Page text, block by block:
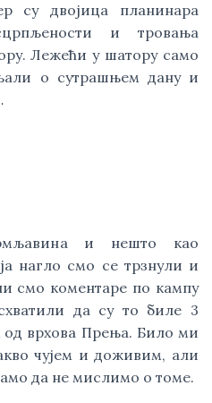
су двојица планинара
и тровања
Лежећи у шатору само
о сутрашњем дану и
и нешто као
нагло смо се трзнули и
смо коментаре по кампу
да су то биле 3
од врхова Прења. Било ми
чујем и доживим, али
да не мислимо о томе.